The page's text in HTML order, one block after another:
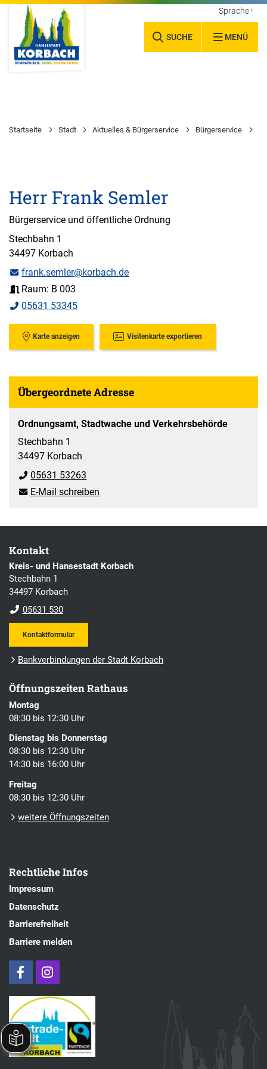
SUCHE MENÜ
Sprache
Startseite Stadt Aktuelles & Bürgerservice Bürgerservice
Herr Frank Semler
Bürgerservice und öffentliche Ordnung
Stechbahn 1
34497 Korbach
frank.semler@korbach.de
Raum: B 003
05631 53345
Karte anzeigen Visitenkarte exportieren
Übergeordnete Adresse
Ordnungsamt, Stadtwache und Verkehrsbehörde
Stechbahn 1
34497 Korbach
05631 53263
E-Mail schreiben
Kontakt
Kreis- und Hansestadt Korbach
Stechbahn 1
34497 Korbach
05631 530
Kontaktformular
Bankverbindungen der Stadt Korbach
Öffnungszeiten Rathaus
Montag
08:30 bis 12:30 Uhr
Dienstag bis Donnerstag
08:30 bis 12:30 Uhr
14:30 bis 16:00 Uhr
Freitag
08:30 bis 12:30 Uhr
weitere Öffnungszeiten
Rechtliche Infos
Impressum
Datenschutz
Barrierefreiheit
Barriere melden